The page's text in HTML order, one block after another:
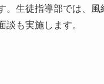
生徒指導部では、
も実施します。